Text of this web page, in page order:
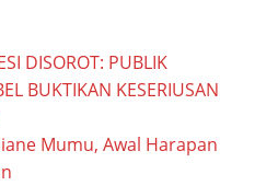
DISOROT: PUBLIK
BUKTIKAN KESERIUSAN
Mumu, Awal Harapan